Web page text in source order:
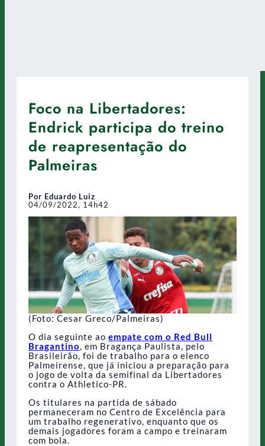
Foco na Libertadores:
Endrick participa do treino
de reapresentação do
Palmeiras
Por Eduardo Luiz
04/09/2022, 14h42
(Foto: Cesar Greco/Palmeiras)
O dia seguinte ao empate com o Red Bull
Bragantino, em Bragança Paulista, pelo
Brasileirão, foi de trabalho para o elenco
Palmeirense, que já iniciou a preparação para
o jogo de volta da semifinal da Libertadores
contra o Athletico-PR.
Os titulares na partida de sábado
permaneceram no Centro de Excelência para
um trabalho regenerativo, enquanto que os
demais jogadores foram a campo e treinaram
com bola.